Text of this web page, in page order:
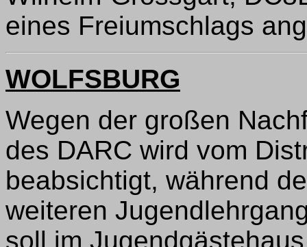
eines Freiumschlags
WOLFSBURG
Wegen der großen
des DARC wird vom
beabsichtigt, während
weiteren
soll im